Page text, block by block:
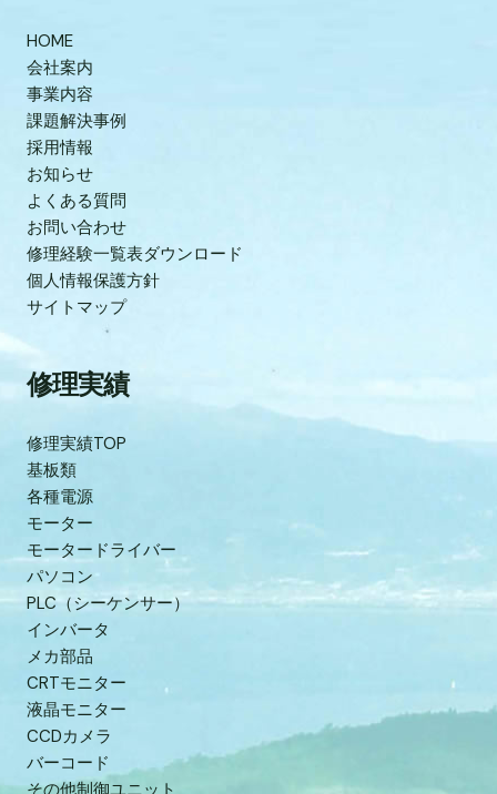
HOME
会社案内
事業内容
課題解決事例
採用情報
お知らせ
よくある質問
お問い合わせ
修理経験一覧表ダウンロード
個人情報保護方針
サイトマップ
修理実績
修理実績TOP
基板類
各種電源
モーター
モータードライバー
パソコン
PLC（シーケンサー）
インバータ
メカ部品
CRTモニター
液晶モニター
CCDカメラ
バーコード
その他制御ユニット